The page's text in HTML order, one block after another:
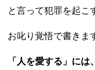
と言って犯罪を起
お叱り覚悟で書きま
「人を愛する」に